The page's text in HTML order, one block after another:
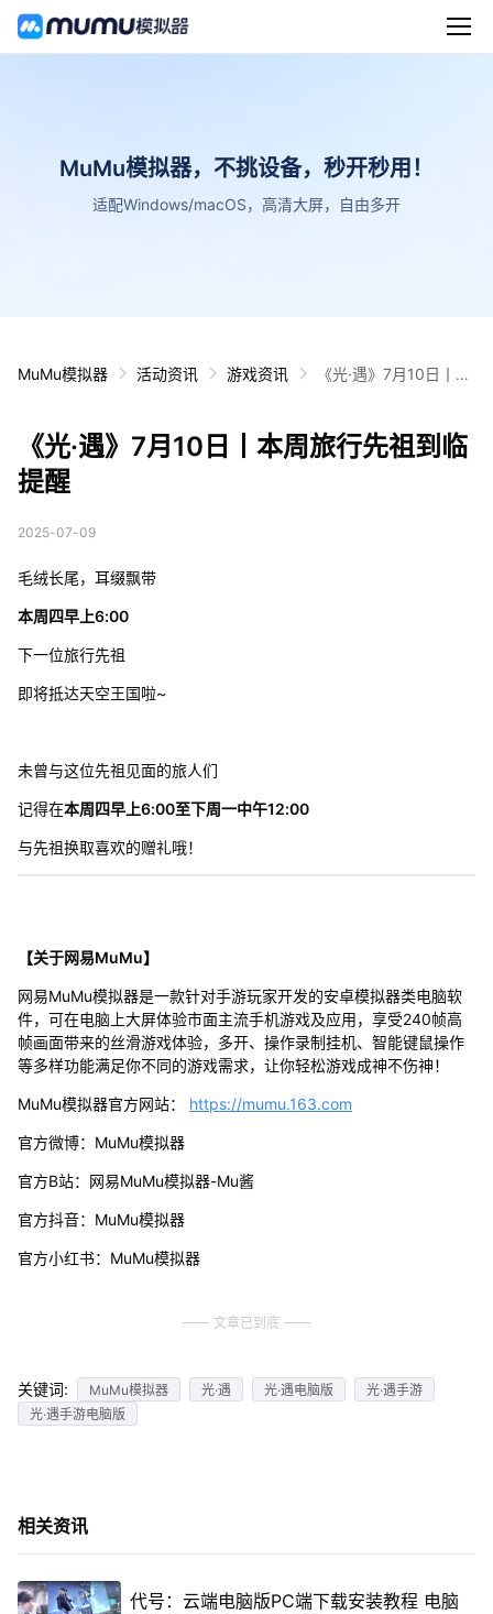
MuMu模拟器，不挑设备，秒开秒用！
适配Windows/macOS，高清大屏，自由多开
MuMu模拟器 活动资讯 游戏资讯
《光·遇》7月10日丨本
《光·遇》7月10日丨本周旅行先祖到临
提醒
2025-07-09
毛绒长尾，耳缀飘带
本周四早上6:00
下一位旅行先祖
即将抵达天空王国啦~
未曾与这位先祖见面的旅人们
记得在本周四早上6:00至下周一中午12:00
与先祖换取喜欢的赠礼哦！
【关于网易MuMu】
网易MuMu模拟器是一款针对手游玩家开发的安卓模拟器类电脑软
件，可在电脑上大屏体验市面主流手机游戏及应用，享受240帧高
帧画面带来的丝滑游戏体验，多开、操作录制挂机、智能键鼠操作
等多样功能满足你不同的游戏需求，让你轻松游戏成神不伤神！
MuMu模拟器官方网站： https://mumu.163.com
官方微博：MuMu模拟器
官方B站：网易MuMu模拟器-Mu酱
官方抖音：MuMu模拟器
官方小红书：MuMu模拟器
文章已到底
关键词: MuMu模拟器 光·遇 光·遇电脑版
光·遇手游
光·遇手游电脑版
相关资讯
代号：云端电脑版PC端下载安装教程 电脑